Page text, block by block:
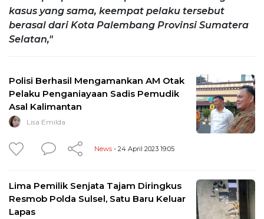
kasus yang sama, keempat pelaku tersebut
berasal dari Kota Palembang Provinsi Sumatera
Selatan,"
Polisi Berhasil Mengamankan AM Otak
Pelaku Penganiayaan Sadis Pemudik
Asal Kalimantan
Lisa Emilda
News - 24 April 2023 19:05
Lima Pemilik Senjata Tajam Diringkus
Resmob Polda Sulsel, Satu Baru Keluar
Lapas